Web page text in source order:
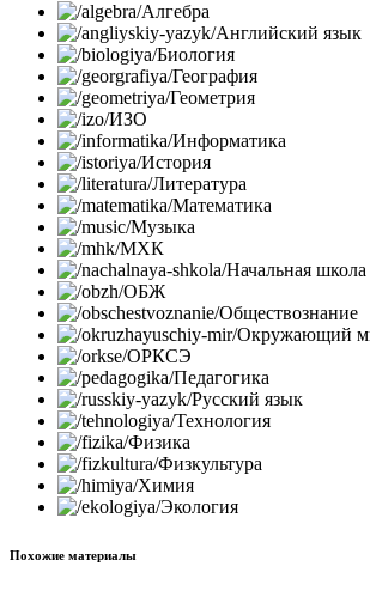
Алгебра
Английский язык
Биология
География
Геометрия
ИЗО
Информатика
История
Литература
Математика
Музыка
МХК
Начальная школа
ОБЖ
Обществознание
Окружающий
ОРКСЭ
Педагогика
Русский язык
Технология
Физика
Физкультура
Химия
Экология
Похожие материалы